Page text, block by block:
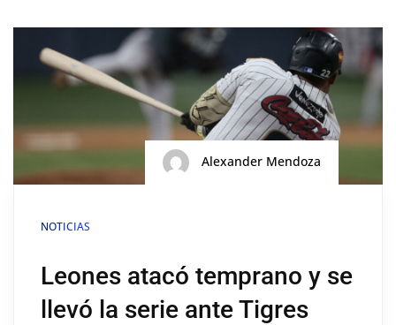
Alexander Mendoza
NOTICIAS
Leones atacó temprano y se
llevó la serie ante Tigres